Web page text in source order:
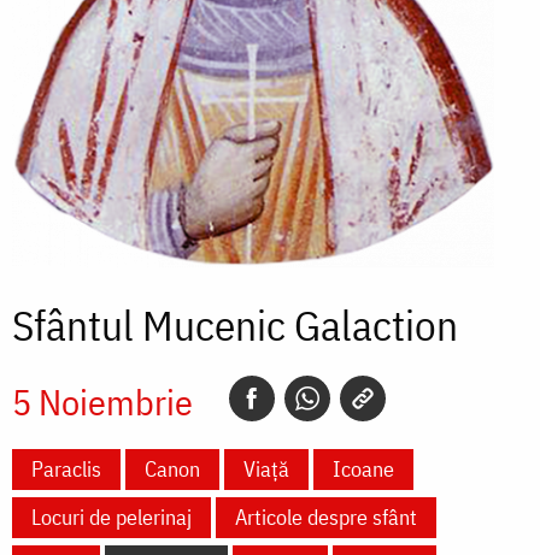
Sfântul Mucenic Galaction
5 Noiembrie
Paraclis Canon Viață
Icoane
Locuri de pelerinaj
Articole despre sfânt